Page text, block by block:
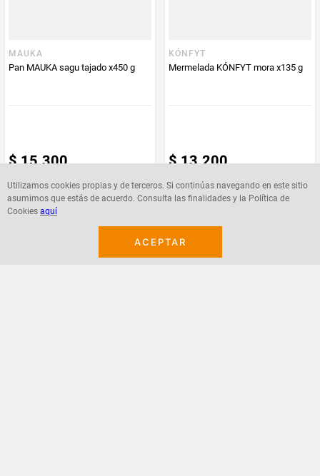
Utilizamos cookies propias y de terceros. Si continúas navegando en este sitio
asumimos que estás de acuerdo. Consulta las finalidades y la Política de
Cookies aquí
ACEPTAR
MAUKA
Pan MAUKA sagu tajado x450 g
$15.300
KÓNFYT
Mermelada KÓNFYT mora x135 g
$13.200